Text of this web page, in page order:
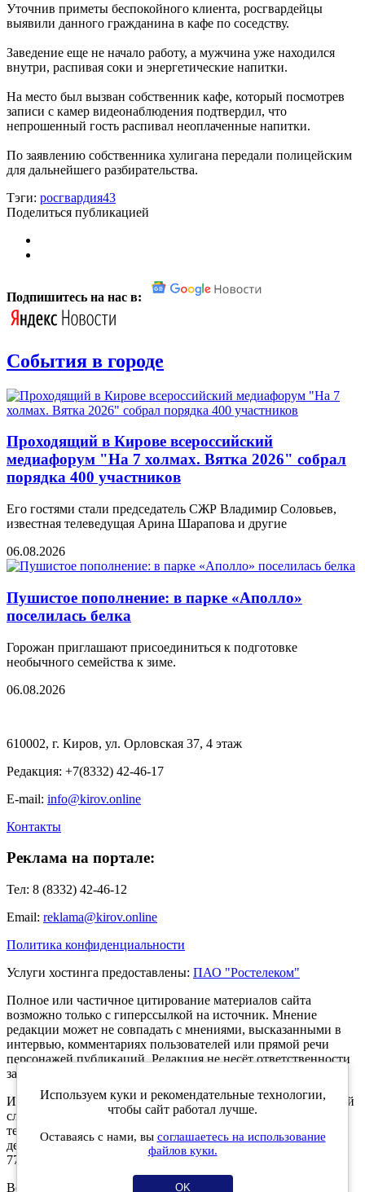
Уточнив приметы беспокойного клиента, росгвардейцы
выявили данного гражданина в кафе по соседству.
Заведение еще не начало работу, а мужчина уже находился
внутри, распивая соки и энергетические напитки.
На место был вызван собственник кафе, который посмотрев
записи с камер видеонаблюдения подтвердил, что
непрошенный гость распивал неоплаченные напитки.
По заявлению собственника хулигана передали полицейским
для дальнейшего разбирательства.
Тэги: росгвардия43
Поделиться публикацией
Подпишитесь на нас в:
События в городе
Проходящий в Кирове всероссийский
медиафорум "На 7 холмах. Вятка 2026" собрал
порядка 400 участников
Его гостями стали председатель СЖР Владимир Соловьев,
известная телеведущая Арина Шарапова и другие
06.08.2026
Пушистое пополнение: в парке «Аполло»
поселилась белка
Горожан приглашают присоединиться к подготовке
необычного семейства к зиме.
06.08.2026
610002, г. Киров, ул. Орловская 37, 4 этаж
Редакция: +7(8332) 42-46-17
E-mail: info@kirov.online
Контакты
Реклама на портале:
Тел: 8 (8332) 42-46-12
Email: reklama@kirov.online
Политика конфиденциальности
Услуги хостинга предоставлены: ПАО "Ростелеком"
Полное или частичное цитирование материалов сайта
возможно только с гиперссылкой на источник. Мнение
редакции может не совпадать с мнениями, высказанными в
интервью, комментариях пользователей или прямой речи
персонажей публикаций. Редакция не несёт ответственности
за текст комментариев читателей.
Интернет-портал Kirov.online зарегистрирован в Федеральной
службе по надзору в сфере связи, информационных
технологий и массовых коммуникаций (Роскомнадзор) 5
декабря 2019 года. Регистрационный номер ЭЛ № ФС 77 -
77189.
Возрастное ограничение 12+
Используем куки и рекомендательные технологии,
чтобы сайт работал лучше.
Оставаясь с нами, вы соглашаетесь на использование
файлов куки.
OK